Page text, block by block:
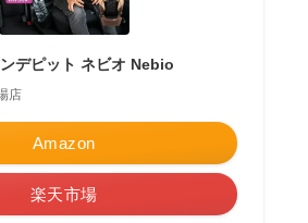
デピット ネビオ Nebio
店
Amazon
楽天市場